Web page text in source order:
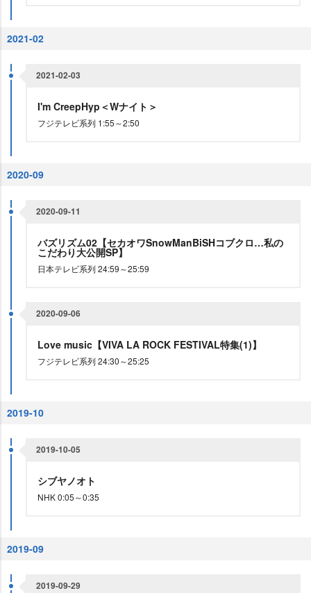
2021-02
2021-02-03
I'm CreepHyp＜Wナイト＞
フジテレビ系列 1:55～2:50
2020-09
2020-09-11
バズリズム02【セカオワSnowManBiSHコブクロ…私の
こだわり大公開SP】
日本テレビ系列 24:59～25:59
2020-09-06
Love music【VIVA LA ROCK FESTIVAL特集(1)】
フジテレビ系列 24:30～25:25
2019-10
2019-10-05
シブヤノオト
NHK 0:05～0:35
2019-09
2019-09-29